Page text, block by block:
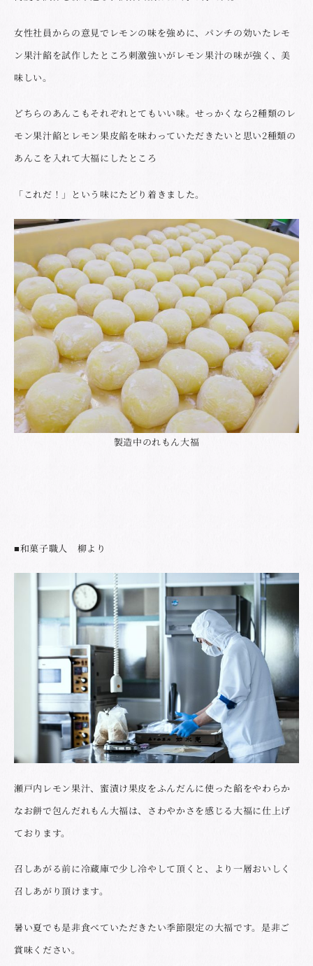
女性社員からの意見でレモンの味を強めに、パンチの効いたレモ
ン果汁餡を試作したところ刺激強いがレモン果汁の味が強く、美
味しい。
どちらのあんこもそれぞれとてもいい味。せっかくなら2種類のレ
モン果汁餡とレモン果皮餡を味わっていただきたいと思い2種類の
あんこを入れて大福にしたところ
「これだ！」という味にたどり着きました。
製造中のれもん大福
■和菓子職人 柳より
瀬戸内レモン果汁、蜜漬け果皮をふんだんに使った餡をやわらか
なお餅で包んだれもん大福は、さわやかさを感じる大福に仕上げ
ております。
召しあがる前に冷蔵庫で少し冷やして頂くと、より一層おいしく
召しあがり頂けます。
暑い夏でも是非食べていただきたい季節限定の大福です。是非ご
賞味ください。